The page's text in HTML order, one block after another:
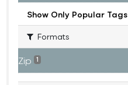
Show Only Popular Tags
Formats
Zip 1